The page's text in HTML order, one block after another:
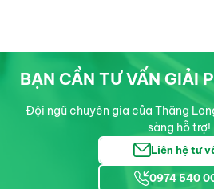
BẠN CẦN TƯ VẤN GIẢI
Đội ngũ chuyên gia của Thăng
sàng hỗ trợ!
Liên hệ tư
0974 540